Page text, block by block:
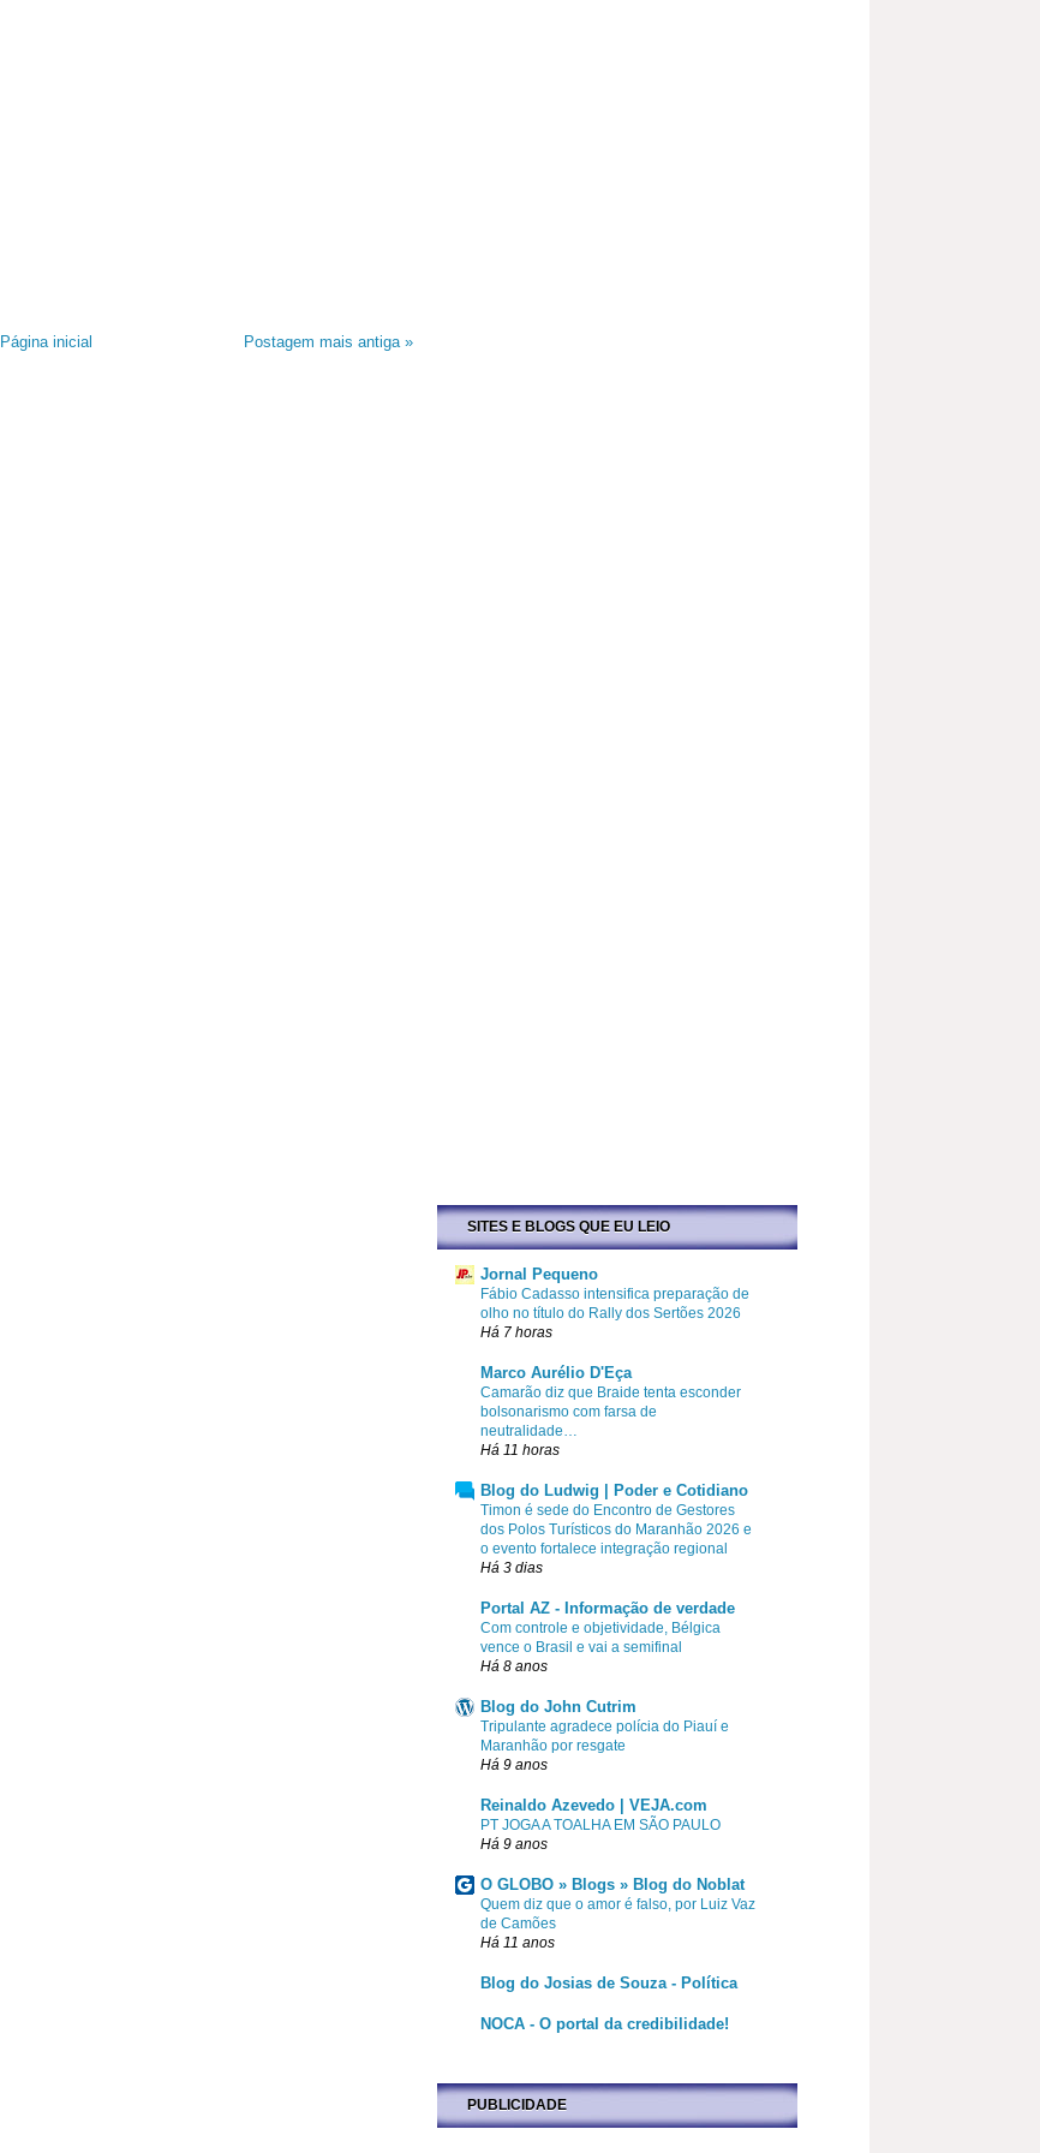
Postagem mais antiga »
Página inicial
SITES E BLOGS QUE EU LEIO
Jornal Pequeno
Fábio Cadasso intensifica preparação de
olho no título do Rally dos Sertões 2026
Há 7 horas
Marco Aurélio D'Eça
Camarão diz que Braide tenta esconder
bolsonarismo com farsa de
neutralidade…
Há 11 horas
Blog do Ludwig | Poder e Cotidiano
Timon é sede do Encontro de Gestores
dos Polos Turísticos do Maranhão 2026 e
o evento fortalece integração regional
Há 3 dias
Portal AZ - Informação de verdade
Com controle e objetividade, Bélgica
vence o Brasil e vai a semifinal
Há 8 anos
Blog do John Cutrim
Tripulante agradece polícia do Piauí e
Maranhão por resgate
Há 9 anos
Reinaldo Azevedo | VEJA.com
PT JOGA A TOALHA EM SÃO PAULO
Há 9 anos
O GLOBO » Blogs » Blog do Noblat
Quem diz que o amor é falso, por Luiz Vaz
de Camões
Há 11 anos
Blog do Josias de Souza - Política
NOCA - O portal da credibilidade!
PUBLICIDADE